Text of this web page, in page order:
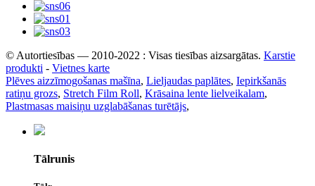
© Autortiesības — 2010-2022 : Visas tiesības aizsargātas. Karstie
produkti - Vietnes karte
Plēves aizzīmogošanas mašīna, Lieljaudas paplātes, Iepirkšanās
ratiņu grozs, Stretch Film Roll, Krāsaina lente lielveikalam,
Plastmasas maisiņu uzglabāšanas turētājs,
Tālrunis